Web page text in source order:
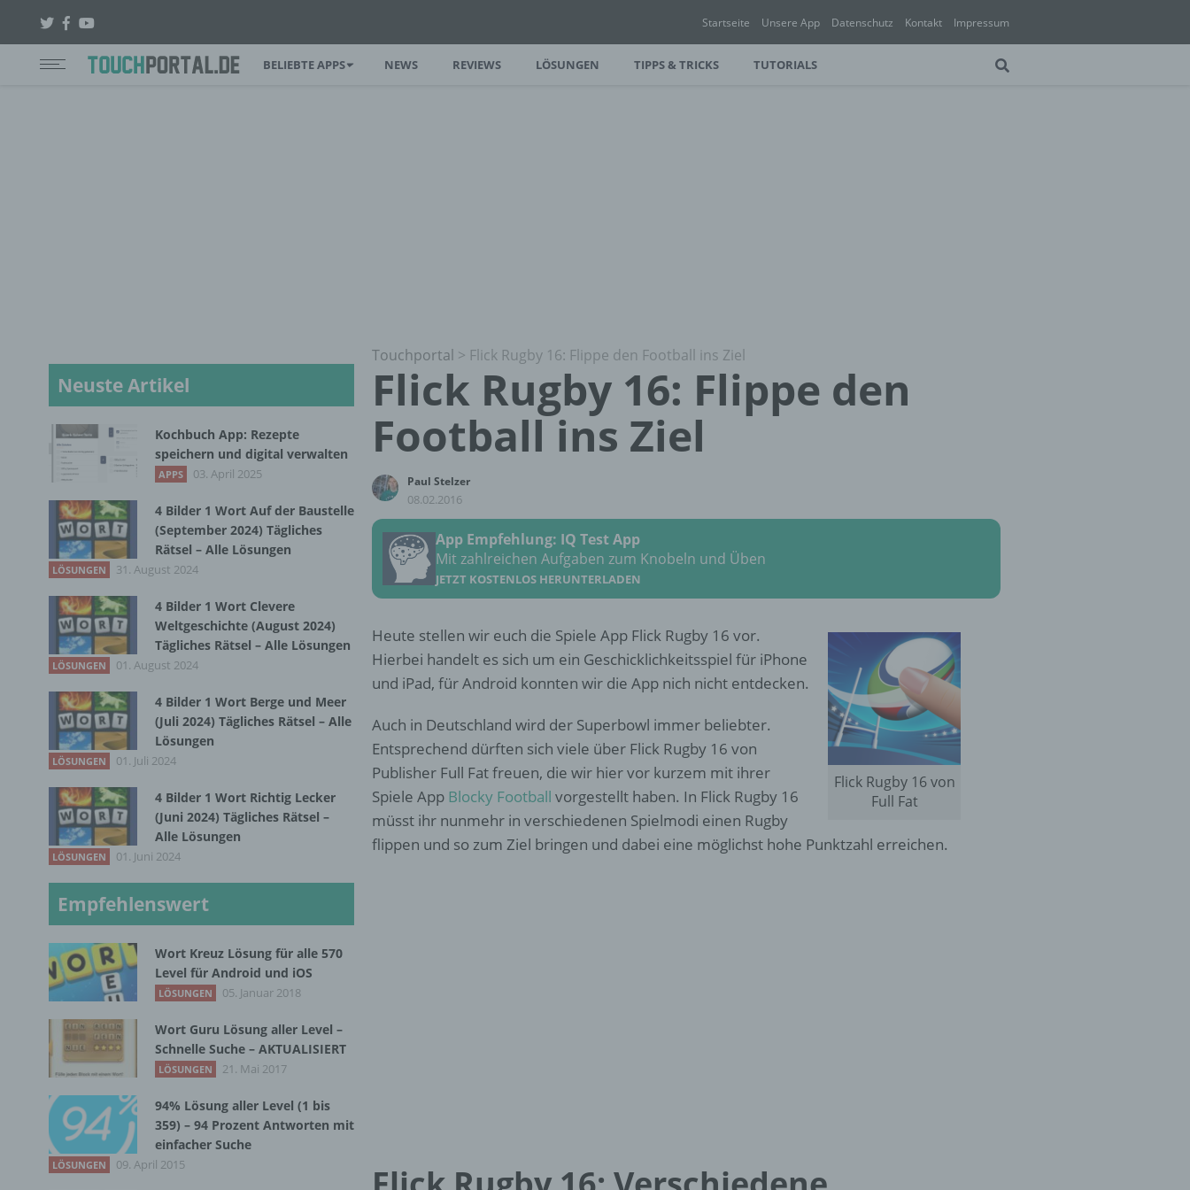
Startseite Unsere App Datenschutz Kontakt Impressum
BELIEBTE APPS NEWS REVIEWS LÖSUNGEN TIPPS & TRICKS TUTORIALS
Touchportal > Flick Rugby 16: Flippe den Football ins Ziel
Flick Rugby 16: Flippe den
Football ins Ziel
Paul Stelzer
08.02.2016
App Empfehlung: IQ Test App
Mit zahlreichen Aufgaben zum Knobeln und Üben
JETZT KOSTENLOS HERUNTERLADEN
Flick Rugby 16 von
Full Fat
Heute stellen wir euch die Spiele App Flick Rugby 16 vor.
Hierbei handelt es sich um ein Geschicklichkeitsspiel für iPhone
und iPad, für Android konnten wir die App nich nicht entdecken.
Auch in Deutschland wird der Superbowl immer beliebter.
Entsprechend dürften sich viele über Flick Rugby 16 von
Publisher Full Fat freuen, die wir hier vor kurzem mit ihrer
Spiele App Blocky Football vorgestellt haben. In Flick Rugby 16
müsst ihr nunmehr in verschiedenen Spielmodi einen Rugby
flippen und so zum Ziel bringen und dabei eine möglichst hohe Punktzahl erreichen.
Neuste Artikel
Kochbuch App: Rezepte
speichern und digital verwalten
APPS 03. April 2025
4 Bilder 1 Wort Auf der Baustelle
(September 2024) Tägliches
Rätsel – Alle Lösungen
LÖSUNGEN 31. August 2024
4 Bilder 1 Wort Clevere
Weltgeschichte (August 2024)
Tägliches Rätsel – Alle Lösungen
LÖSUNGEN 01. August 2024
4 Bilder 1 Wort Berge und Meer
(Juli 2024) Tägliches Rätsel – Alle
Lösungen
LÖSUNGEN 01. Juli 2024
4 Bilder 1 Wort Richtig Lecker
(Juni 2024) Tägliches Rätsel –
Alle Lösungen
LÖSUNGEN 01. Juni 2024
Empfehlenswert
Wort Kreuz Lösung für alle 570
Level für Android und iOS
LÖSUNGEN 05. Januar 2018
Wort Guru Lösung aller Level –
Schnelle Suche – AKTUALISIERT
LÖSUNGEN 21. Mai 2017
94% Lösung aller Level (1 bis
359) – 94 Prozent Antworten mit
einfacher Suche
LÖSUNGEN 09. April 2015